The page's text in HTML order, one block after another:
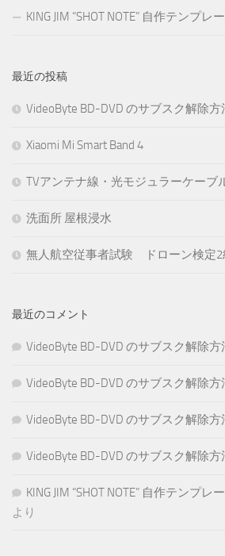
KING JIM “SHOT NOTE” 自作テンプレ
最近の投稿
VideoByte BD-DVD のサブスク解除方
Xiaomi Mi Smart Band 4
TVアンテナ線・光モジュラーケーブ
洗面所 屋根浸水
無人航空従事者試験 ドローン検定
最近のコメント
VideoByte BD-DVD のサブスク解除方
VideoByte BD-DVD のサブスク解除方
VideoByte BD-DVD のサブスク解除方
VideoByte BD-DVD のサブスク解除方
KING JIM “SHOT NOTE” 自作テンプレ
より